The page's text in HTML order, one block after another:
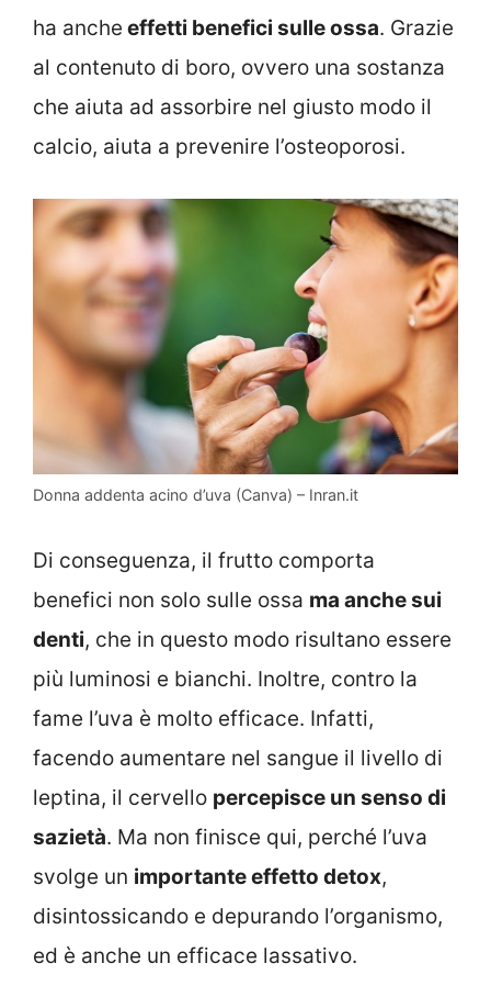
ha anche effetti benefici sulle ossa. Grazie
al contenuto di boro, ovvero una sostanza
che aiuta ad assorbire nel giusto modo il
calcio, aiuta a prevenire l’osteoporosi.
Donna addenta acino d’uva (Canva) – Inran.it
Di conseguenza, il frutto comporta
benefici non solo sulle ossa ma anche sui
denti, che in questo modo risultano essere
più luminosi e bianchi. Inoltre, contro la
fame l’uva è molto efficace. Infatti,
facendo aumentare nel sangue il livello di
leptina, il cervello percepisce un senso di
sazietà. Ma non finisce qui, perché l’uva
svolge un importante effetto detox,
disintossicando e depurando l’organismo,
ed è anche un efficace lassativo.